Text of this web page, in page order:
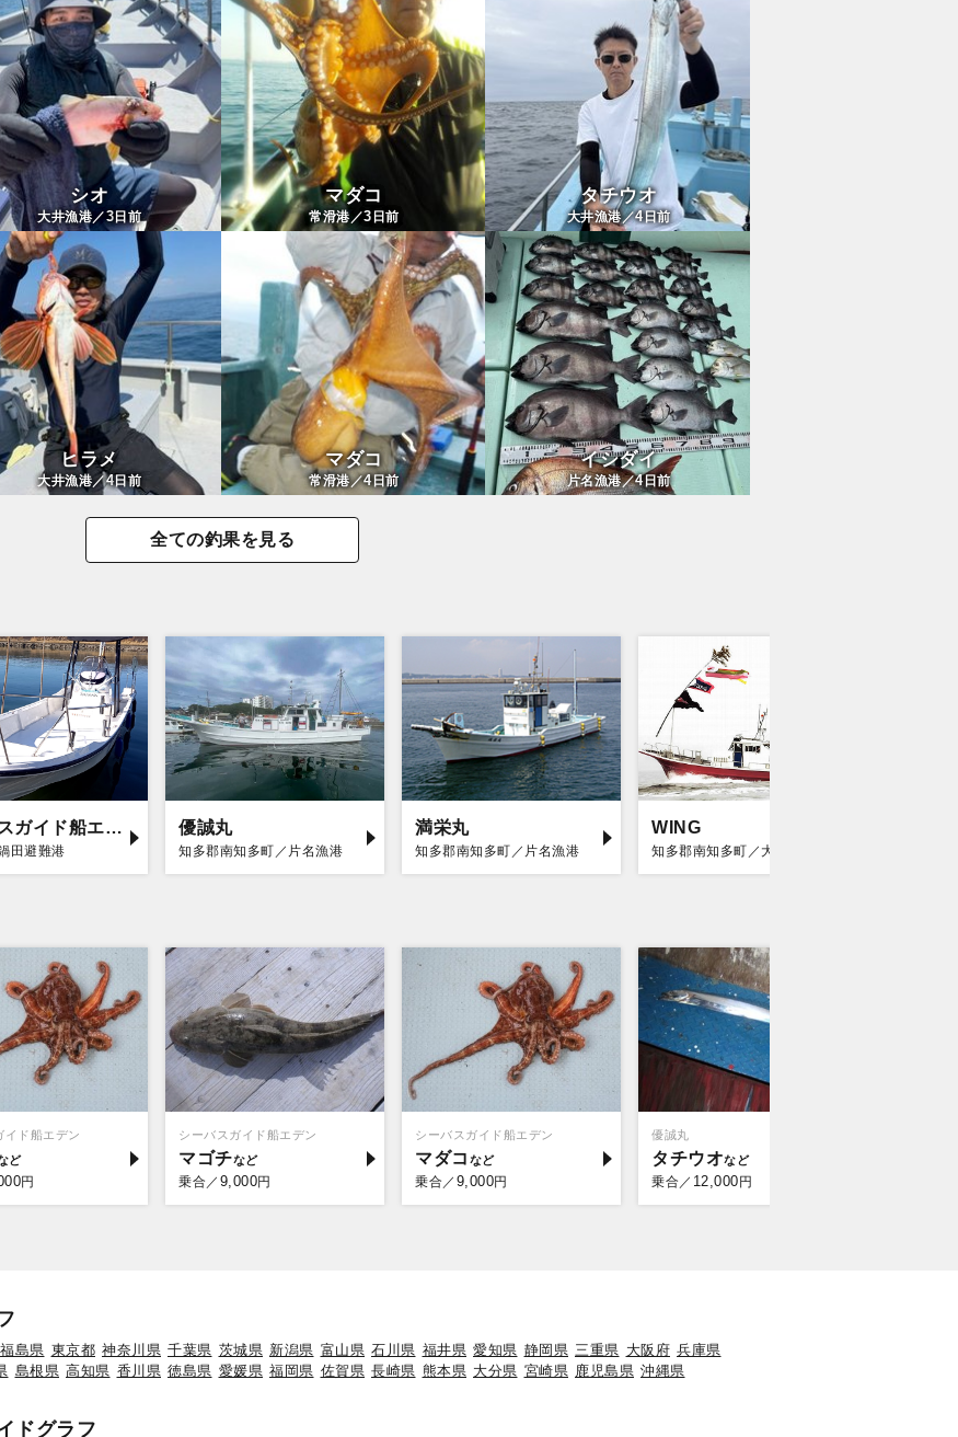
シオ
大井漁港／3日前
マダコ
常滑港／3 日前
タチウオ
大井漁港／4日前
ヒラメ
大井漁港／4日前
マダコ
常滑港／4 日前
イシダイ
片名漁港／4日前
全ての釣果を見る
シーバスガイド船エデン
田避難港
優誠丸
知多郡南知多町／片名漁港
満栄丸
知多郡南知多町／片名漁港
WING
知多郡南知多町／大井漁港
イド船エデン
円
シーバスガイド船エデン
マゴチ
乗合／ 9,000円
シーバスガイド船エデン
マダコ
乗合／ 9,000円
優誠丸
タチウオ
乗合／ 12,000 円
福島県 東京都 神奈川県 千葉県 茨城県 新潟県 富山県 石川県 福井県 愛知県 静岡県 三重県 大阪府 兵庫県
島根県 高知県 香川県 徳島県 愛媛県 福岡県 佐賀県 長崎県 熊本県 大分県 宮崎県 鹿児島県 沖縄県
ドグラフ